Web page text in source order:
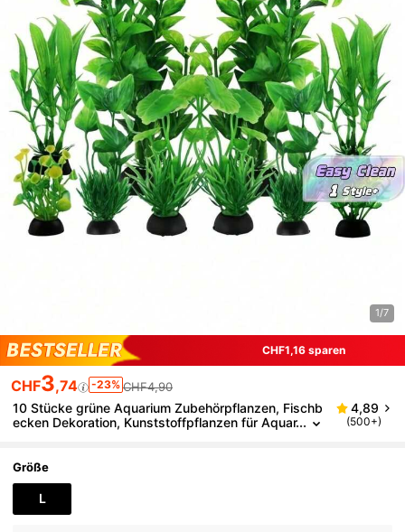
1/7
CHF1,16 sparen
CHF3,74 -23% CHF4,90
10 Stücke grüne Aquarium Zubehörpflanzen, Fischb
ecken Dekoration, Kunststoffpflanzen für Aquar
4,89
(500+)
Größe
L